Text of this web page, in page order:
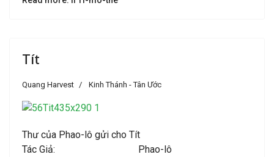
Tít
Quang Harvest Kinh Thánh - Tân Ước
Thư của Phao-lô gửi cho Tít
Tác Giả: Phao-lô